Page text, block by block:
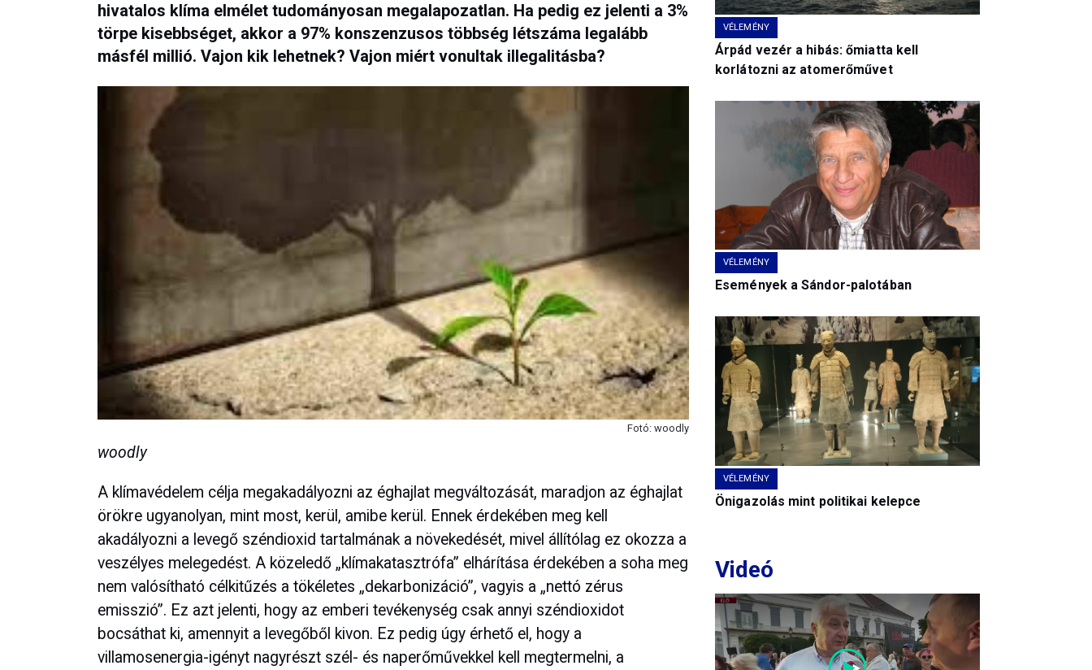
hivatalos klíma elmélet tudományosan megalapozatlan. Ha pedig ez jelenti a 3%
törpe kisebbséget, akkor a 97% konszenzusos többség létszáma legalább
másfél millió. Vajon kik lehetnek? Vajon miért vonultak illegalitásba?
Fotó: woodly
woodly
A klímavédelem célja megakadályozni az éghajlat megváltozását, maradjon az éghajlat
örökre ugyanolyan, mint most, kerül, amibe kerül. Ennek érdekében meg kell
akadályozni a levegő széndioxid tartalmának a növekedését, mivel állítólag ez okozza a
veszélyes melegedést. A közeledő „klímakatasztrófa” elhárítása érdekében a soha meg
nem valósítható célkitűzés a tökéletes „dekarbonizáció”, vagyis a „nettó zérus
emisszió”. Ez azt jelenti, hogy az emberi tevékenység csak annyi széndioxidot
bocsáthat ki, amennyit a levegőből kivon. Ez pedig úgy érhető el, hogy a
villamosenergia-igényt nagyrészt szél- és naperőművekkel kell megtermelni, a
VÉLEMÉNY
Árpád vezér a hibás: őmiatta kell
korlátozni az atomerőművet
VÉLEMÉNY
Események a Sándor-palotában
VÉLEMÉNY
Önigazolás mint politikai kelepce
Videó